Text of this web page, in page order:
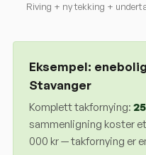
Riving + ny tekking +
Eksempel:
Stavanger
Komplett takfornying:
sammenligning koster
000 kr — takfornying er